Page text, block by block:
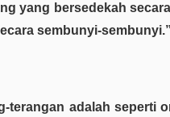
yang bersedekah
sembunyi-sembunyi.”